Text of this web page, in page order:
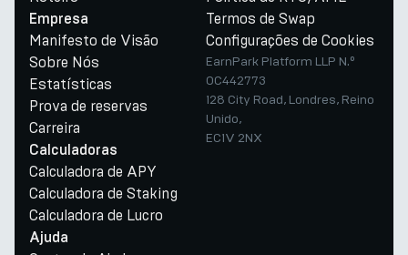
Empresa
Manifesto de Visão
Sobre Nós
Estatísticas
Prova de reservas
Carreira
Calculadoras
Calculadora de APY
Calculadora de Staking
Calculadora de Lucro
Ajuda
Termos de Swap
Configurações de Cookies
EarnPark Platform LLP N.º
OC442773
128 City Road, Londres, Reino
Unido,
EC1V 2NX